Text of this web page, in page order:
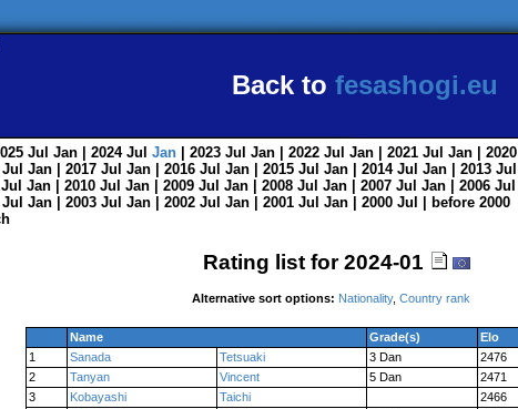
Back to fesashogi.eu
Jul Jan | 2024 Jul Jan | 2023 Jul Jan | 2022 Jul Jan | 2021 Jul Jan | 2020
Jul Jan | 2017 Jul Jan | 2016 Jul Jan | 2015 Jul Jan | 2014 Jul Jan | 2013 Jul
Jul Jan | 2010 Jul Jan | 2009 Jul Jan | 2008 Jul Jan | 2007 Jul Jan | 2006 Jul
Jul Jan | 2003 Jul Jan | 2002 Jul Jan | 2001 Jul Jan | 2000 Jul
before 2000
Rating list for 2024-01
Alternative sort options: Nationality, Country rank
Name Grade(s) Elo
1
Sanada Tetsuaki 3 Dan 2476
2
Tanyan Vincent 5 Dan 2471
3
Kobayashi Taichi 2466